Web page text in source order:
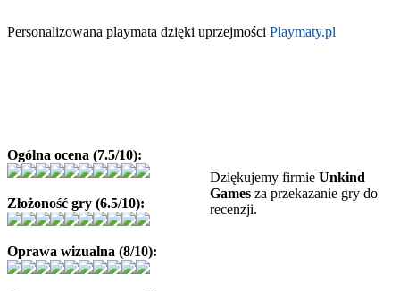
Personalizowana playmata dzięki uprzejmości Playmaty.pl
Dziękujemy firmie Unkind
Games za przekazanie gry do
recenzji.
Ogólna ocena (7.5/10):
Złożoność gry (6.5/10):
Oprawa wizualna (8/10):